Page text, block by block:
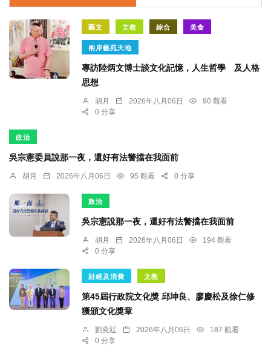
藝文 文教 綜合 美食
兩岸藝苑天地
專訪陸炳文博士談文化記憶，人生哲學 及人格
思想
胡月 2026年八月06日
90 觀看
0 分享
政治
吳宗憲委員說那一夜，還好有法警擋在我面前
胡月 2026年八月06日 95 觀看 0 分享
政治
吳宗憲說那一夜，還好有法警擋在我面前
胡月 2026年八月06日
194 觀看
0 分享
財經及消費 文教
第45屆行政院文化獎 邱坤良、廖慶松及徐仁修
獲頒文化獎章
劉奕廷 2026年八月06日
187 觀看
0 分享